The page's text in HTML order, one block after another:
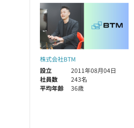
株式会社BTM
設立
2011年08月04日
社員数
243名
平均年齢
36歳